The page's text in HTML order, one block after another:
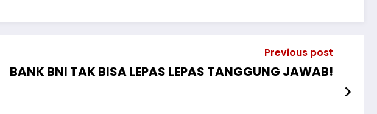
Previous post
BANK BNI TAK BISA LEPAS LEPAS TANGGUNG JAWAB!